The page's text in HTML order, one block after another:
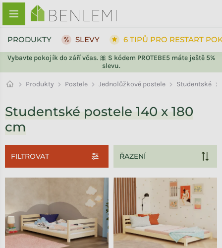
Přejít na obsah
Vybavte pokojík do září včas. 🎀 S kódem PROTEBE5 máte ještě 5%
slevu.
PRODUKTY SLEVY 6 TIPŮ PRO RESTART
Produkty Postele Jednolůžkové postele Studentské
Studentské postele 140 x 180
cm
FILTROVAT
Výpis produktů